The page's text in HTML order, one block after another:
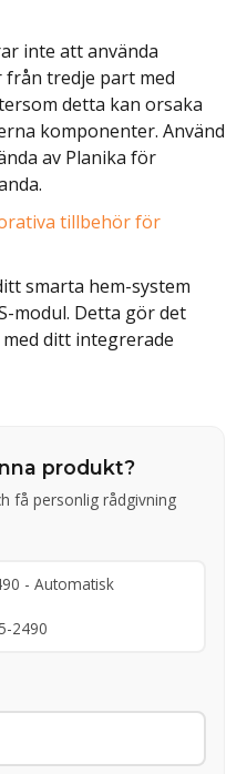
inte att använda
tredje part med
detta kan orsaka
komponenter. Använd
av Planika för
tillbehör för
smarta hem-system
modul. Detta gör det
ditt integrerade
produkt?
få personlig rådgivning
- Automatisk
2490